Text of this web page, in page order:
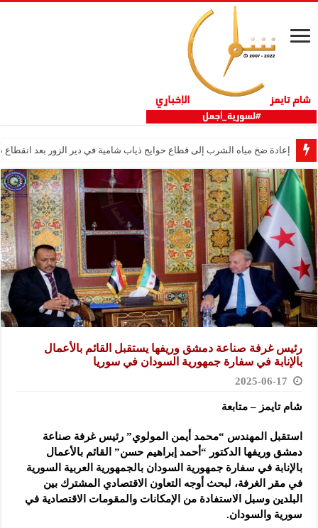
إعادة ضخ مياه الشرب إلى قطاع حوايج ذياب شامية في دير الزور بعد انقطاع دام 12
رئيس غرفة صناعة دمشق وريفها يستقبل القائم بالأعمال
بالإنابة في سفارة جمهورية السودان في سوريا
2025-06-17
شام تايمز – متابعة
استقبل المهندس “محمد أيمن المولوي” رئيس غرفة صناعة
دمشق وريفها الدكتور “أحمد إبراهيم حسن” القائم بالأعمال
بالإنابة في سفارة جمهورية السودان بالجمهورية العربية السورية
في مقر الغرفة، لبحث أوجه التعاون الاقتصادي المشترك بين
البلدين وسبل الاستفادة من الإمكانات والمقومات الاقتصادية في
سورية والسودان.